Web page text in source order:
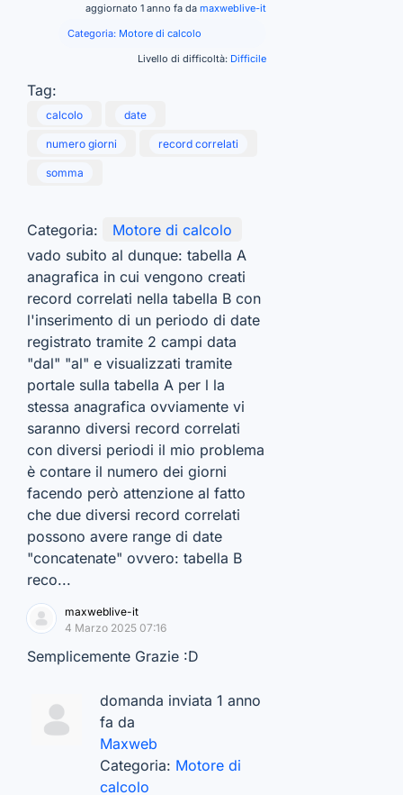
aggiornato 1 anno fa da maxweblive-it
Categoria: Motore di calcolo
Livello di difficoltà: Difficile
Tag:
calcolo date
numero giorni record correlati
somma
Categoria:
Motore di calcolo
vado subito al dunque: tabella A
anagrafica in cui vengono creati
record correlati nella tabella B con
l'inserimento di un periodo di date
registrato tramite 2 campi data
"dal" "al" e visualizzati tramite
portale sulla tabella A per l la
stessa anagrafica ovviamente vi
saranno diversi record correlati
con diversi periodi il mio problema
è contare il numero dei giorni
facendo però attenzione al fatto
che due diversi record correlati
possono avere range di date
"concatenate" ovvero: tabella B
reco...
maxweblive-it
4 Marzo 2025 07:16
Semplicemente Grazie :D
domanda inviata 1 anno
fa da
Maxweb
Categoria: Motore di
calcolo